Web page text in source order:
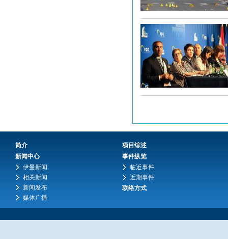
简介
新闻中心
伊曼新闻
相关新闻
新闻发布
媒体广播
项目综述
事件纵览
临近事件
近期事件
联络方式